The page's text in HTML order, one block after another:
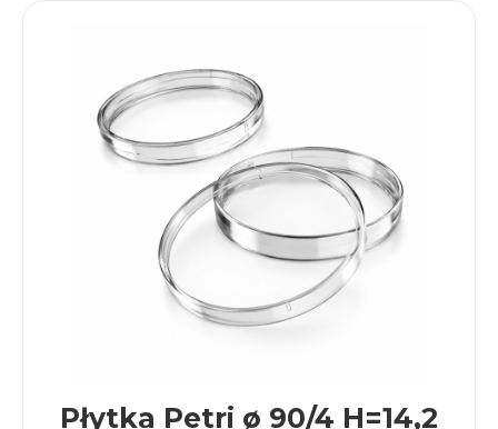
Płytka Petri ø 90/4 H=14,2